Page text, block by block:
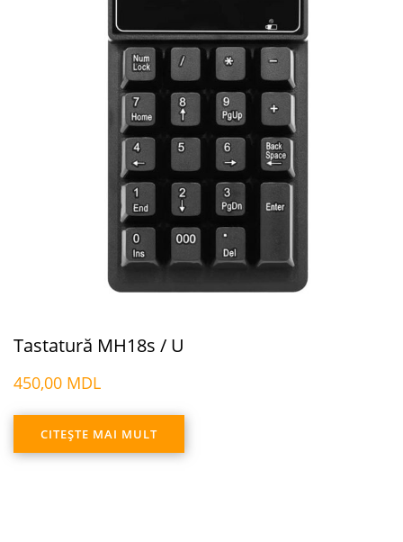
Tastatură MH18s / U
450,00 MDL
CITEȘTE MAI MULT